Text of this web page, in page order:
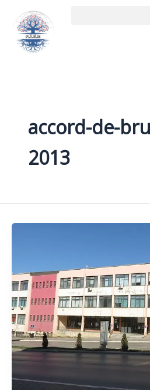
contenu
accord-de-
2013